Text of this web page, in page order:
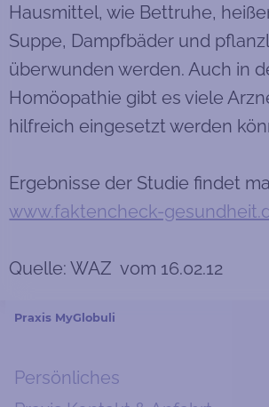
Hausmittel, wie Bettruhe,
Suppe, Dampfbäder und
überwunden werden. Auch in
Homöopathie gibt es viele
hilfreich eingesetzt werden
Ergebnisse der Studie findet
www.faktencheck-
Quelle: WAZ vom 16.02.12
Praxis MyGlobuli
Persönliches